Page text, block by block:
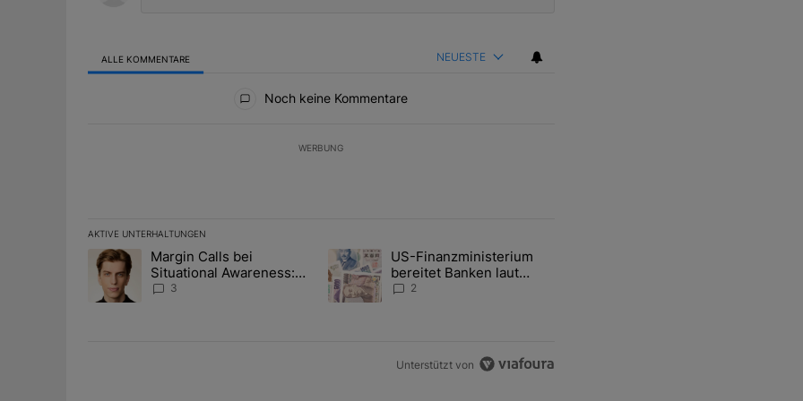
ALLE KOMMENTARE NEUESTE
Noch keine Kommentare
WERBUNG
AKTIVE UNTERHALTUNGEN
Das Folgende ist eine Liste der am meisten kommentierten Artikel der letzten 7 days.
Ein Trendartikel mit dem Titel "Margin Calls bei Situational Awareness: Alles über den Retter-Deal" mit 3 kommentare.
Margin Calls bei
Situational Awareness:
Alles über den Retter-
3
Ein Trendartikel mit dem Titel "US-Finanzministerium bereitet Banken laut
US-Finanzministerium
bereitet Banken laut
Insider auf eventuelle
2
Unterstützt von